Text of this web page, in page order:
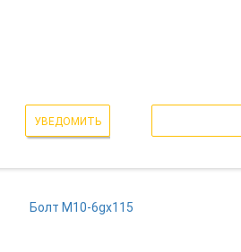
УВЕДОМИТЬ
Болт М10-6gх115